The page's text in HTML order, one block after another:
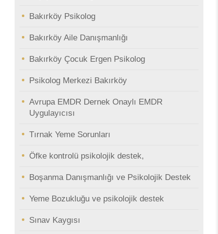
Bakırköy Psikolog
Bakırköy Aile Danışmanlığı
Bakırköy Çocuk Ergen Psikolog
Psikolog Merkezi Bakırköy
Avrupa EMDR Dernek Onaylı EMDR
Uygulayıcısı
Tırnak Yeme Sorunları
Öfke kontrolü psikolojik destek,
Boşanma Danışmanlığı ve Psikolojik Destek
Yeme Bozukluğu ve psikolojik destek
Sınav Kaygısı